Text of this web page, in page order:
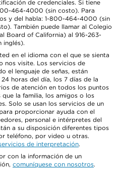
de credenciales. Si tiene
464-4000 (sin costo). Para
y del habla: 1-800-464-4000 (sin
También puede llamar al Colegio
Board of California) al 916-263-
inglés).
en el idioma con el que se sienta
nos visite. Los servicios de
el lenguaje de señas, están
horas del día, los 7 días de la
de atención en todos los puntos
la familia, los amigos o los
Solo se usan los servicios de un
proporcionar ayuda con el
personal e intérpretes del
a su disposición diferentes tipos
teléfono, por video u otras.
de interpretación.
con la información de un
comuníquese con nosotros.